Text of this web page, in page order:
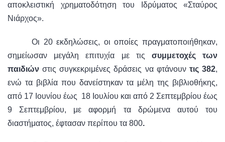
αποκλειστική χρηματοδότηση του Ιδρύματος «Σταύρος
Νιάρχος».
Οι 20 εκδηλώσεις, οι οποίες πραγματοποιήθηκαν,
σημείωσαν μεγάλη επιτυχία με τις συμμετοχές των
παιδιών στις συγκεκριμένες δράσεις να φτάνουν τις 382,
ενώ τα βιβλία που δανείστηκαν τα μέλη της βιβλιοθήκης,
από 17 Ιουνίου έως 18 Ιουλίου και από 2 Σεπτεμβρίου έως
9 Σεπτεμβρίου, με αφορμή τα δρώμενα αυτού του
διαστήματος, έφτασαν περίπου τα 800.